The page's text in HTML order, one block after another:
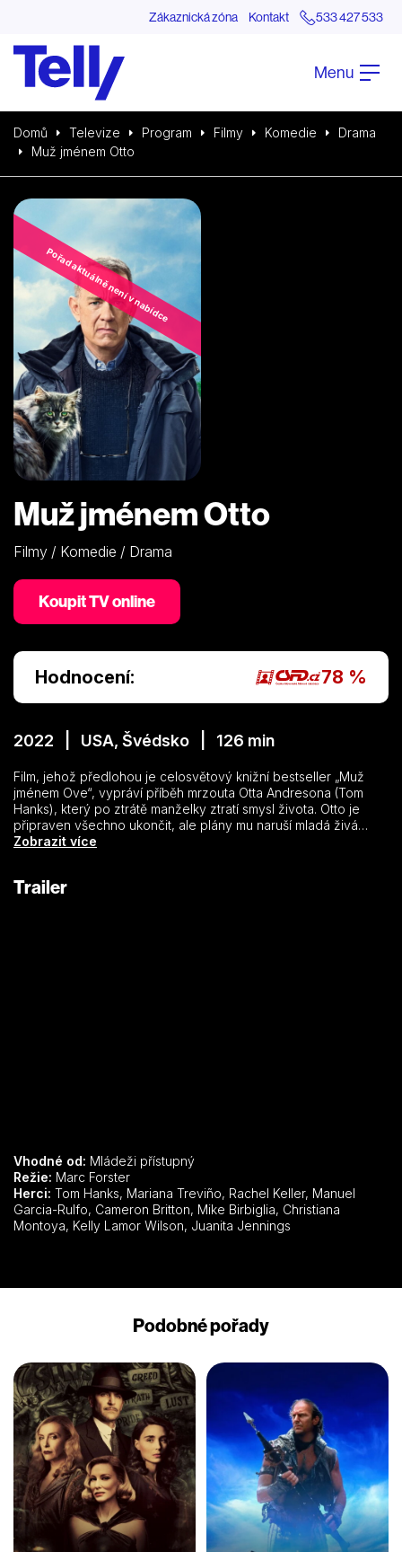
Zákaznická zóna Kontakt 533 427 533
Menu
Domů Televize Program Filmy Komedie
Drama
Muž jménem Otto
Pořad aktuálně není v nabídce
Muž jménem Otto
Filmy / Komedie / Drama
Koupit TV online
Hodnocení: 78 %
2022 | USA, Švédsko | 126 min
Film, jehož předlohou je celosvětový knižní bestseller „Muž
jménem Ove“, vypráví příběh mrzouta Otta Andresona (Tom
Hanks), který po ztrátě manželky ztratí smysl života. Otto je
připraven všechno ukončit, ale plány mu naruší mladá živá
rodina, která se nastěhuje do sousedního domu. Otto se tak
vtipný příběh o lásce, ztrátě a životě ukazuje, že rodinu lze
Zobrazit více
Trailer
Vhodné od: Mládeži přístupný
Režie: Marc Forster
Herci:
Garcia-Rulfo, Cameron Britton, Mike Birbiglia, Christiana
Montoya, Kelly Lamor Wilson, Juanita Jennings
Podobné pořady